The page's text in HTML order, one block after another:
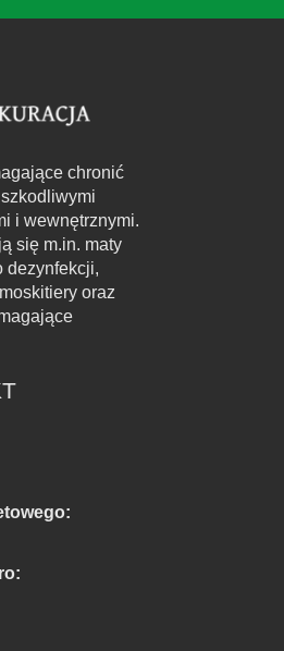
chronić
i wewnętrznymi.
się m.in. maty
dezynfekcji,
oraz